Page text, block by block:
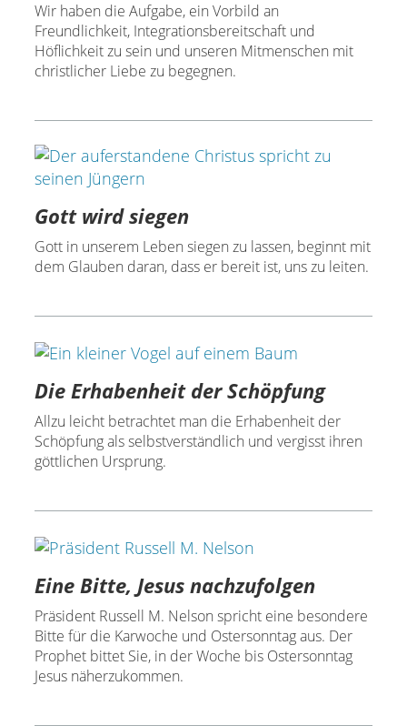
Wir haben die Aufgabe, ein Vorbild an
Freundlichkeit, Integrationsbereitschaft und
Höflichkeit zu sein und unseren Mitmenschen mit
christlicher Liebe zu begegnen.
Gott wird siegen
Gott in unserem Leben siegen zu lassen, beginnt mit
dem Glauben daran, dass er bereit ist, uns zu leiten.
Die Erhabenheit der Schöpfung
Allzu leicht betrachtet man die Erhabenheit der
Schöpfung als selbstverständlich und vergisst ihren
göttlichen Ursprung.
Eine Bitte, Jesus nachzufolgen
Präsident Russell M. Nelson spricht eine besondere
Bitte für die Karwoche und Ostersonntag aus. Der
Prophet bittet Sie, in der Woche bis Ostersonntag
Jesus näherzukommen.